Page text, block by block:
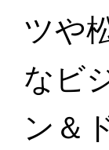
ツや
なビ
ン＆